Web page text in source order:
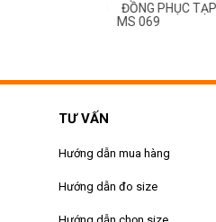
ĐỒNG PHỤC
MS 069
TƯ VẤN
Hướng dẫn mua hàng
Hướng dẫn đo size